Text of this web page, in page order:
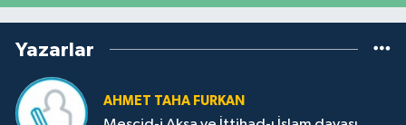
Yazarlar
AHMET TAHA FURKAN